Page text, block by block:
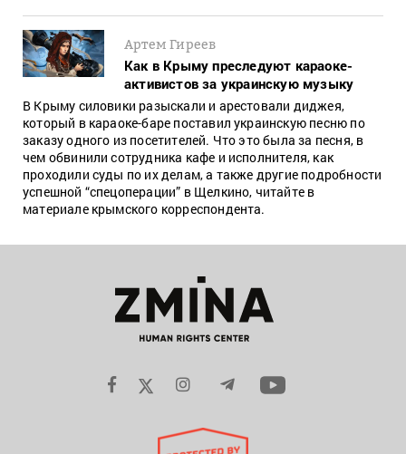
Артем Гиреев
Как в Крыму преследуют караоке-
активистов за украинскую музыку
В Крыму силовики разыскали и арестовали диджея,
который в караоке-баре поставил украинскую песню по
заказу одного из посетителей. Что это была за песня, в
чем обвинили сотрудника кафе и исполнителя, как
проходили суды по их делам, а также другие подробности
успешной “спецоперации” в Щелкино, читайте в
материале крымского корреспондента.